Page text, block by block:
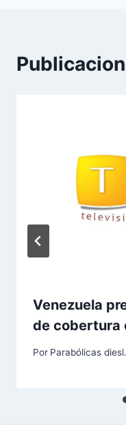
Venezuela
de cobertura
Por Parabólicas